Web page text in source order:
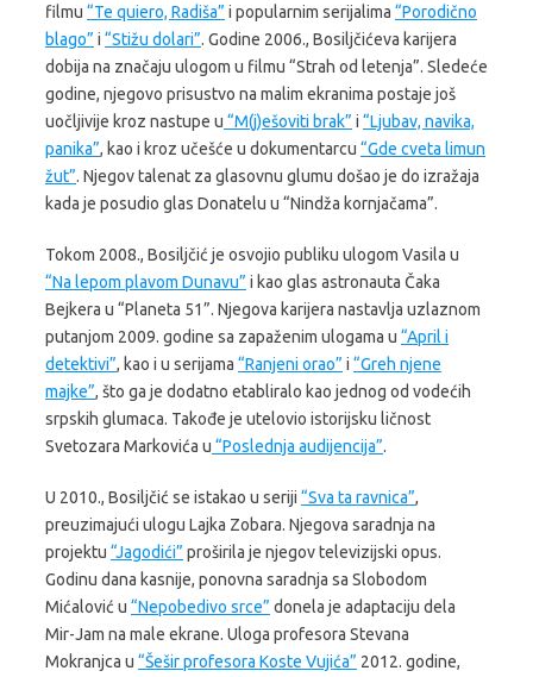
filmu “Te quiero, Radiša” i popularnim serijalima “Porodično
blago” i “Stižu dolari”. Godine 2006., Bosiljčićeva karijera
dobija na značaju ulogom u filmu “Strah od letenja”. Sledeće
godine, njegovo prisustvo na malim ekranima postaje još
uočljivije kroz nastupe u “M(j)ešoviti brak” i “Ljubav, navika,
panika”, kao i kroz učešće u dokumentarcu “Gde cveta limun
žut”. Njegov talenat za glasovnu glumu došao je do izražaja
kada je posudio glas Donatelu u “Nindža kornjačama”.
Tokom 2008., Bosiljčić je osvojio publiku ulogom Vasila u
“Na lepom plavom Dunavu” i kao glas astronauta Čaka
Bejkera u “Planeta 51”. Njegova karijera nastavlja uzlaznom
putanjom 2009. godine sa zapaženim ulogama u “April i
detektivi”, kao i u serijama “Ranjeni orao” i “Greh njene
majke”, što ga je dodatno etabliralo kao jednog od vodećih
srpskih glumaca. Takođe je utelovio istorijsku ličnost
Svetozara Markovića u “Poslednja audijencija”.
U 2010., Bosiljčić se istakao u seriji “Sva ta ravnica”,
preuzimajući ulogu Lajka Zobara. Njegova saradnja na
projektu “Jagodići” proširila je njegov televizijski opus.
Godinu dana kasnije, ponovna saradnja sa Slobodom
Mićalović u “Nepobedivo srce” donela je adaptaciju dela
Mir-Jam na male ekrane. Uloga profesora Stevana
Mokranjca u “Šešir profesora Koste Vujića” 2012. godine,